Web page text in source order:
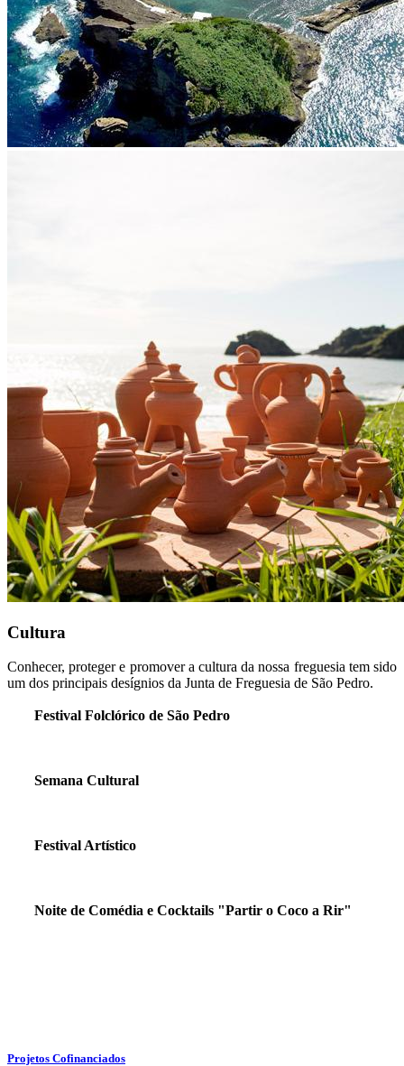
Cultura
Conhecer, proteger e promover a cultura da nossa freguesia tem sido
um dos principais desígnios da Junta de Freguesia de São Pedro.
Festival Folclórico de São Pedro
Semana Cultural
Festival Artístico
Noite de Comédia e Cocktails "Partir o Coco a Rir"
Projetos Cofinanciados